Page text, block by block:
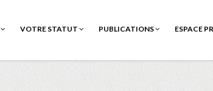
VOTRE STATUT PUBLICATIONS ESPACE